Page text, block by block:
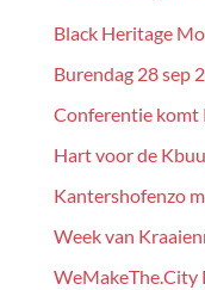
Black Heritage
Burendag 28 sep
Conferentie komt
Hart voor de
Kantershofenzo
Week van
WeMakeThe.City